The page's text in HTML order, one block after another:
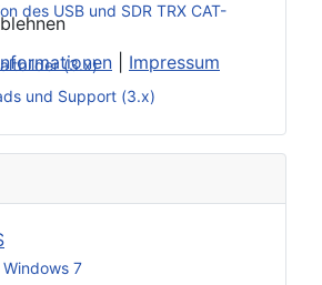
des USB und SDR TRX CAT-
(3.x)
und Support (3.x)
7
Impressum